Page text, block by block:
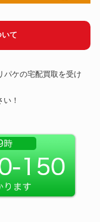
いて
パケの宅配買取を受け
！